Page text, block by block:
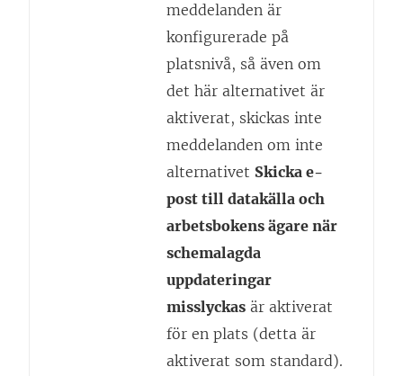
meddelanden är
konfigurerade på
platsnivå, så även om
det här alternativet är
aktiverat, skickas inte
meddelanden om inte
alternativet Skicka e-
post till datakälla och
arbetsbokens ägare när
schemalagda
uppdateringar
misslyckas är aktiverat
för en plats (detta är
aktiverat som standard).